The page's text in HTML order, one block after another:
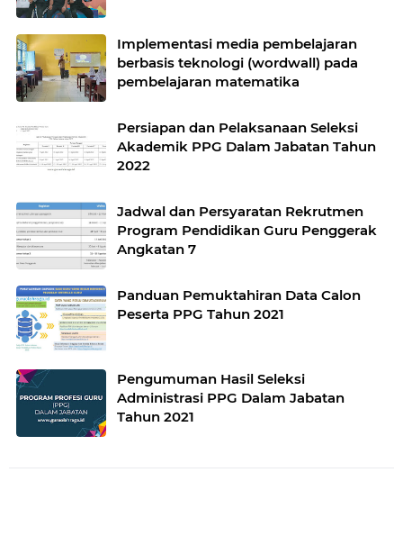
Implementasi media pembelajaran
berbasis teknologi (wordwall) pada
pembelajaran matematika
Persiapan dan Pelaksanaan Seleksi
Akademik PPG Dalam Jabatan Tahun
2022
Jadwal dan Persyaratan Rekrutmen
Program Pendidikan Guru Penggerak
Angkatan 7
Panduan Pemuktahiran Data Calon
Peserta PPG Tahun 2021
Pengumuman Hasil Seleksi
Administrasi PPG Dalam Jabatan
Tahun 2021